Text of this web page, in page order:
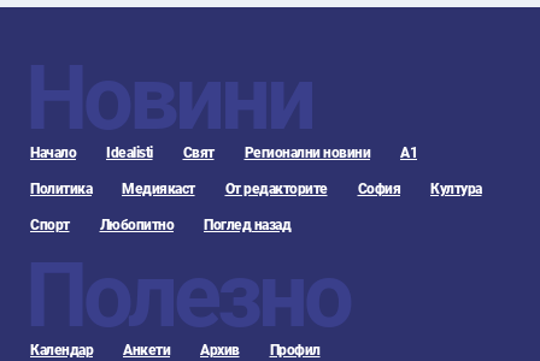
Новини
Начало Idealisti Свят Регионални новини А1
Политика Медиякаст От редакторите София Култура
Спорт Любопитно Поглед назад
Полезно
Календар Анкети Архив Профил